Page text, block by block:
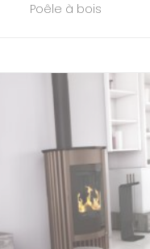
Poêle à bois